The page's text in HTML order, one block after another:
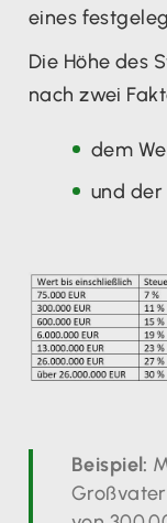
eines
Die Höhe des
nach zwei
dem
und der
Beispiel: